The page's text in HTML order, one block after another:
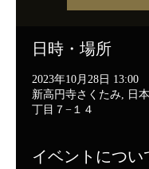
日時・場所
2023年10月28日 13:00
新高円寺さくたみ, 日
丁目７−１４
イベントについ